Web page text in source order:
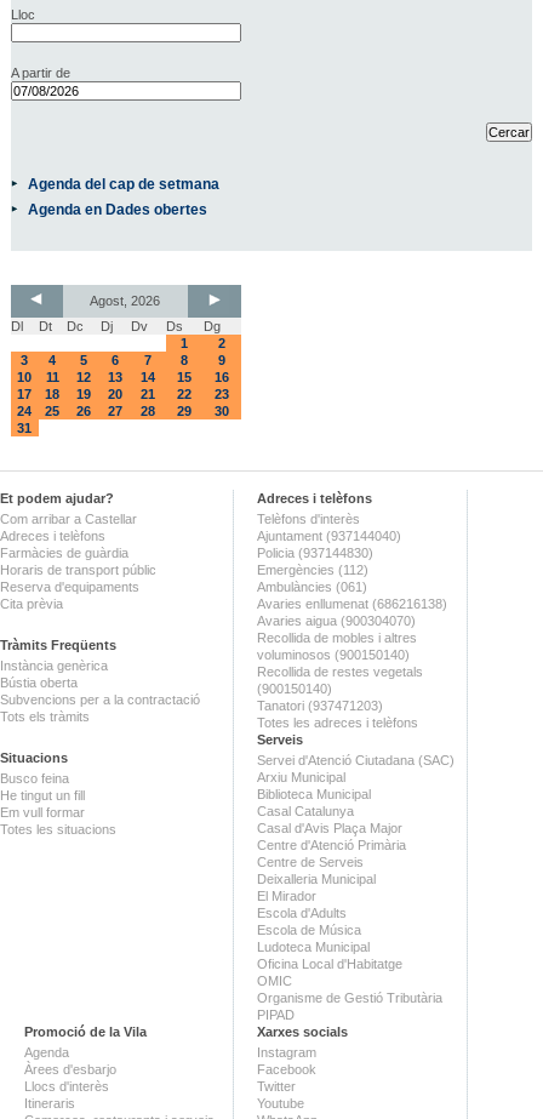
Lloc
A partir de
Agenda del cap de setmana
Agenda en Dades obertes
Agost, 2026
Dl
Dt Dc Dj Dv Ds
Dg
1
2
3
4 5 6 7 8
9
10
11 12 13 14 15
16
17
18 19 20 21 22
23
24
25 26 27 28 29
30
31
Et podem ajudar?
Com arribar a Castellar
Adreces i telèfons
Farmàcies de guàrdia
Horaris de transport públic
Reserva d'equipaments
Cita prèvia
Tràmits Freqüents
Instància genèrica
Bústia oberta
Subvencions per a la contractació
Tots els tràmits
Situacions
Busco feina
He tingut un fill
Em vull formar
Totes les situacions
Adreces i telèfons
Telèfons d'interès
Ajuntament (937144040)
Policia (937144830)
Emergències (112)
Ambulàncies (061)
Avaries enllumenat (686216138)
Avaries aigua (900304070)
Recollida de mobles i altres
voluminosos (900150140)
Recollida de restes vegetals
(900150140)
Tanatori (937471203)
Totes les adreces i telèfons
Serveis
Servei d'Atenció Ciutadana (SAC)
Arxiu Municipal
Biblioteca Municipal
Casal Catalunya
Casal d'Avis Plaça Major
Centre d'Atenció Primària
Centre de Serveis
Deixalleria Municipal
El Mirador
Escola d'Adults
Escola de Música
Ludoteca Municipal
Oficina Local d'Habitatge
OMIC
Organisme de Gestió Tributària
PIPAD
Promoció de la Vila
Agenda
Àrees d'esbarjo
Llocs d'interès
Itineraris
Xarxes socials
Instagram
Facebook
Twitter
Youtube